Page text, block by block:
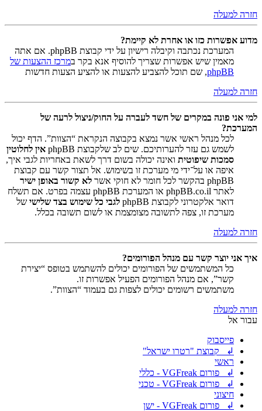
חזרה למעלה
מדוע אפשרות כזו או אחרת לא קיימת?
המערכת נכתבה וקיבלה רישיון על ידי קבוצת phpBB. אם אתה
מאמין שיש אפשרות שצריך להוסיף אנא בקר במרכז ההצעות של
phpBB, שם תוכל להצביע להצעות או להציע הצעות חדשות
חזרה למעלה
למי אני פונה במקרים של חשד לעברה על החוק/ניצול לרעה של
המערכת?
לכל מנהל ראשי אשר נמצא בקבוצה הנקראת “הצוות”. הדף יכול
לשמש גם עזר להערותיכם. שים לב שלקבוצת phpBB
אין לחלוטין
סמכות שיפוטית ואינה יכולה בשום דרך לשאת באחריות לגבי איך,
איפה או על־ידי מי מערכת זו בשימוש. אל תצור קשר עם קבוצת
phpBB בהקשר לכל חומר לא חוקי אשר
לא קשור באופן ישיר
לאתר phpBB.co.il או המערכת phpBB עצמה בפרט. אם תשלח
דואר אלקטרוני לקבוצת phpBB
לגבי כל שימוש בצד שלישי של
מערכת זו, צפה לתשובה מצומצמת או לשום תשובה בכלל.
חזרה למעלה
איך אני יוצר קשר עם מנהל הפורומים?
כל המשתמשים של הפורומים יכולים להשתמש בטופס “יצירת
קשר”, אם מנהל הפורומים הפעיל אפשרות זו.
משתמשים רשומים יכולים לצפות גם בעמוד “הצוות”.
חזרה למעלה
עבור אל
פייסבוק
↲ קבוצת "רטרו ישראל"
ראשי
↲ פורום VGFreak - כללי
↲ פורום VGFreak - טכני
חיצוני
↲ פורום VGFreak - ישן